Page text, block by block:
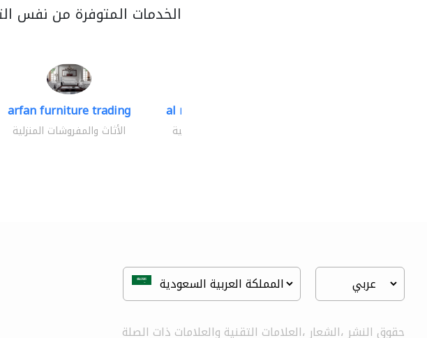
الخدمات المتوفرة من نفس
arfan furniture trading
الأثاث والمفروشات المنزلية
al mashrabia furniture..
الأثاث والمفروشات المنزلية
حقوق النشر ،الشعار ،العلامات التقنية والعلامات ذات الصلة